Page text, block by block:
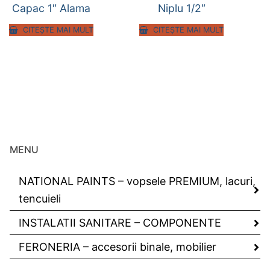
Capac 1″ Alama
CITEȘTE MAI MULT
Niplu 1/2″
CITEȘTE MAI MULT
MENU
NATIONAL PAINTS – vopsele PREMIUM, lacuri,
tencuieli
INSTALATII SANITARE – COMPONENTE
FERONERIA – accesorii binale, mobilier